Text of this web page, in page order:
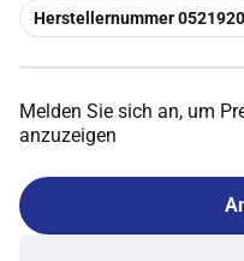
Kopieren
Herstellernummer
Melden Sie sich an, um
anzuzeigen